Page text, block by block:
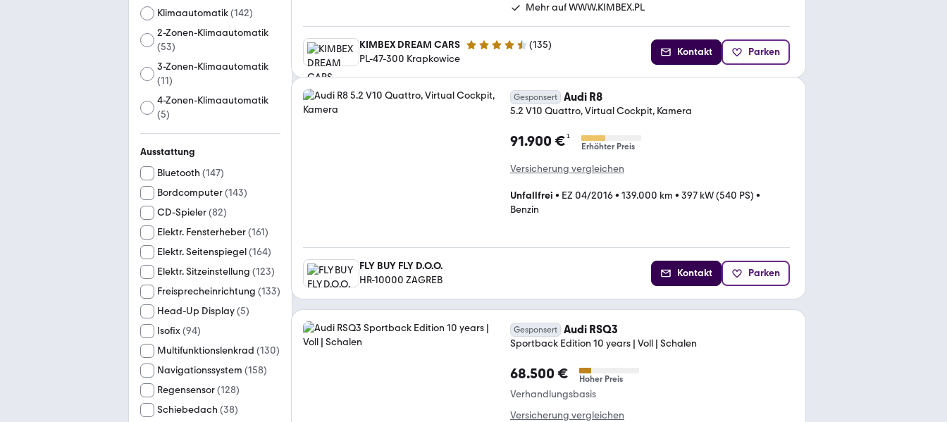
Klimaautomatik(142)
2-Zonen-Klimaautomatik
(53)
3-Zonen-Klimaautomatik
(11)
4-Zonen-Klimaautomatik
(5)
Ausstattung
Bluetooth (147)
Bordcomputer(143)
CD-Spieler(82)
Elektr. Fensterheber(161)
Elektr. Seitenspiegel(164)
Elektr. Sitzeinstellung (123)
Freisprecheinrichtung (133)
Head-Up Display(5)
Isofix(94)
Multifunktionslenkrad (130)
Navigationssystem (158)
Regensensor(128)
Schiebedach (38)
Mehr auf WWW.KIMBEX.PL
KIMBEX DREAM CARS 4.7 Sterne (135)
PL-47-300 Krapkowice
Kontakt Parken
Gesponsert Audi R8
5.2 V10 Quattro, Virtual Cockpit, Kamera
91.900 €¹
Erhöhter Preis
Versicherung vergleichen
Unfallfrei • EZ 04/2016• 139.000 km • 397 kW (540 PS) •
Benzin
FLY BUY FLY D.O.O.
HR-10000 ZAGREB
Kontakt Parken
Gesponsert Audi RSQ3
Sportback Edition 10 years | Voll | Schalen
68.500 € Hoher Preis
Verhandlungsbasis
Versicherung vergleichen